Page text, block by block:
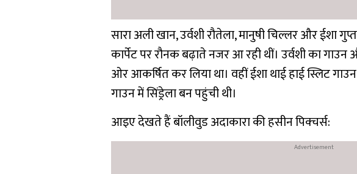
सारा अली खान, उर्वशी रौतेला, मानुषी चिल्लर और ईशा
कार्पेट पर रौनक बढ़ाते नजर आ रही थीं। उर्वशी का
ओर आकर्षित कर लिया था। वहीं ईशा थाई हाई स्लिट
गाउन में सिंड्रेला बन पहुंची थी।
आइए देखते हैं बॉलीवुड अदाकारा की हसीन पिक्चर्स: